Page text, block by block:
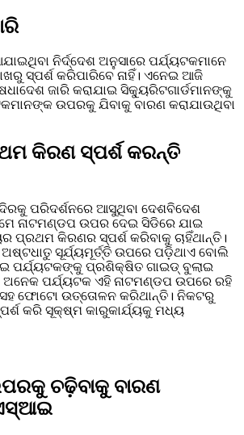
ନିର୍ଦ୍ଦେଶ ଅନୁସାରେ ପର୍ଯ୍ୟଟକମାନେ
ସ୍ପର୍ଶ କରିପାରିବେ ନାହିଁ। ଏନେଇ ଆଜି
ଜାରି କରାଯାଇ ସିକ୍ୟୁରିଟଗାର୍ଡମାନଙ୍କୁ
ଉପରକୁ ଯିବାକୁ ବାରଣ କରାଯାଉଥିବା
କିରଣ ସ୍ପର୍ଶ କରନ୍ତି
ପରିଦର୍ଶନରେ ଆସୁଥିବା ଦେଶବିଦେଶ
ନାଟମଣ୍ଡପ ଉପର ଦେଇ ସିଡିରେ ଯାଇ
ପ୍ରଥମ କିରଣର ସ୍ପର୍ଶ କରିବାକୁ ଚାହିଁଥାନ୍ତି।
ସୂର୍ଯ୍ୟମୂର୍ତ୍ତି ଉପରେ ପଡ଼ିଥାଏ ବୋଲି
ପର୍ଯ୍ୟଟକଙ୍କୁ ପ୍ରଶିକ୍ଷିତ ଗାଇଡ୍‌ ବୁଲାଇ
ଅନେକ ପର୍ଯ୍ୟଟକ ଏହି ନାଟମଣ୍ଡପ ଉପରେ ରହି
ଫୋଟୋ ଉତ୍ତୋଳନ କରିଥାନ୍ତି। ନିକଟରୁ
କରି ସୂକ୍ଷ୍ମ କାରୁକାର୍ଯ୍ୟକୁ ମଧ୍ୟ
ଚଢ଼ିବାକୁ ବାରଣ